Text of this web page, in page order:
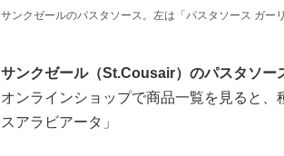
サンクゼールのパスタソース。左は「パスタソース ガ
サンクゼール（St.Cousair）のパスタソー
オンラインショップで商品一覧を見ると
スアラビアータ」